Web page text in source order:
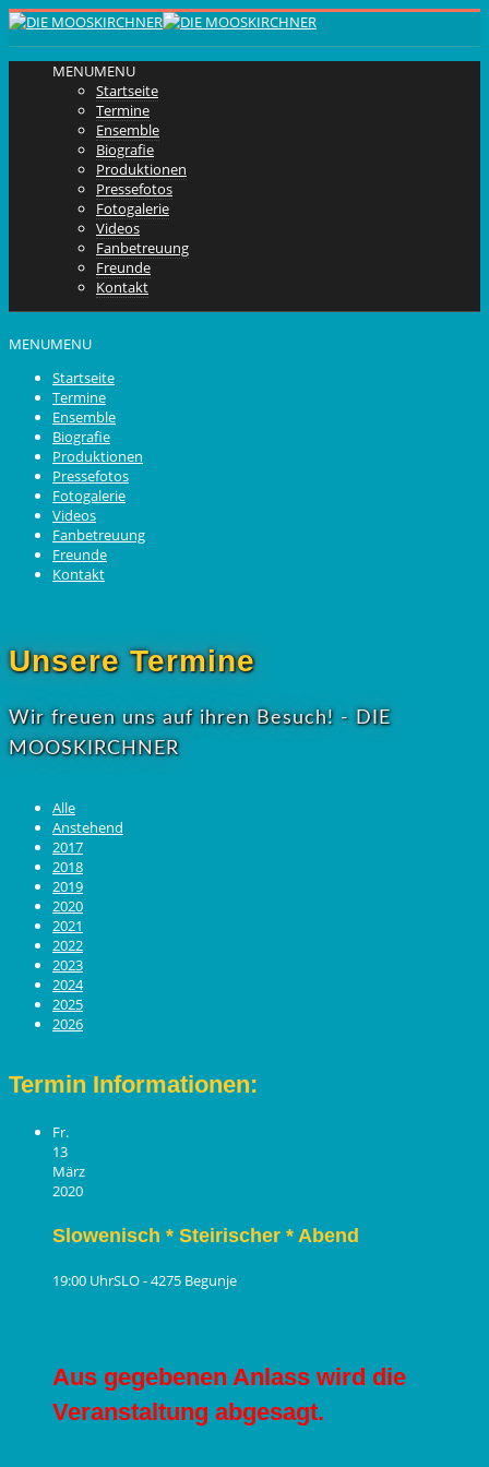
MENUMENU
Startseite
Termine
Ensemble
Biografie
Produktionen
Pressefotos
Fotogalerie
Videos
Fanbetreuung
Freunde
Kontakt
MENUMENU
Startseite
Termine
Ensemble
Biografie
Produktionen
Pressefotos
Fotogalerie
Videos
Fanbetreuung
Freunde
Kontakt
Unsere Termine
Wir freuen uns auf ihren Besuch! - DIE
MOOSKIRCHNER
Alle
Anstehend
2017
2018
2019
2020
2021
2022
2023
2024
2025
2026
Termin Informationen:
Fr.
13
März
2020
Slowenisch * Steirischer * Abend
19:00 UhrSLO - 4275 Begunje
Aus gegebenen Anlass wird die
Veranstaltung abgesagt.